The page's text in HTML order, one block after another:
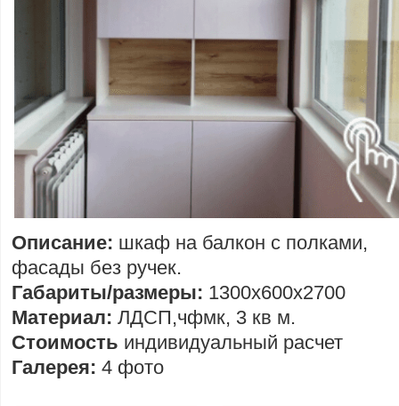
Описание: шкаф на балкон с полками,
фасады без ручек.
Габариты/размеры: 1300х600х2700
Материал:ЛДСП,чфмк, 3 кв м.
Стоимость индивидуальный расчет
Галерея:4 фото